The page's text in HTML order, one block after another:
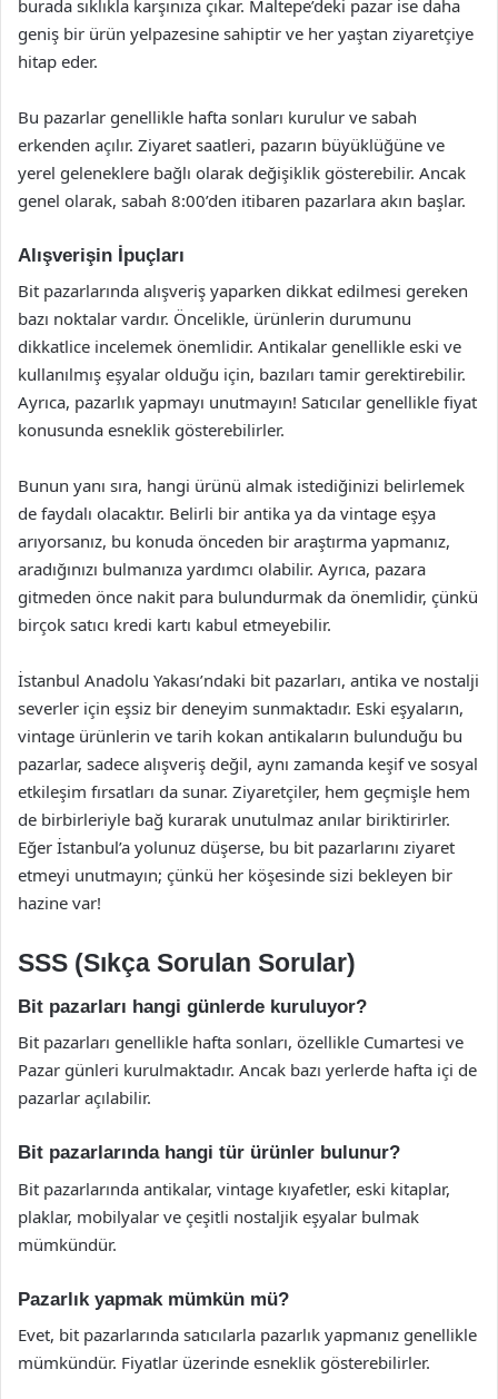
burada sıklıkla karşınıza çıkar. Maltepe’deki pazar ise daha
geniş bir ürün yelpazesine sahiptir ve her yaştan ziyaretçiye
hitap eder.
Bu pazarlar genellikle hafta sonları kurulur ve sabah
erkenden açılır. Ziyaret saatleri, pazarın büyüklüğüne ve
yerel geleneklere bağlı olarak değişiklik gösterebilir. Ancak
genel olarak, sabah 8:00’den itibaren pazarlara akın başlar.
Alışverişin İpuçları
Bit pazarlarında alışveriş yaparken dikkat edilmesi gereken
bazı noktalar vardır. Öncelikle, ürünlerin durumunu
dikkatlice incelemek önemlidir. Antikalar genellikle eski ve
kullanılmış eşyalar olduğu için, bazıları tamir gerektirebilir.
Ayrıca, pazarlık yapmayı unutmayın! Satıcılar genellikle fiyat
konusunda esneklik gösterebilirler.
Bunun yanı sıra, hangi ürünü almak istediğinizi belirlemek
de faydalı olacaktır. Belirli bir antika ya da vintage eşya
arıyorsanız, bu konuda önceden bir araştırma yapmanız,
aradığınızı bulmanıza yardımcı olabilir. Ayrıca, pazara
gitmeden önce nakit para bulundurmak da önemlidir, çünkü
birçok satıcı kredi kartı kabul etmeyebilir.
İstanbul Anadolu Yakası’ndaki bit pazarları, antika ve nostalji
severler için eşsiz bir deneyim sunmaktadır. Eski eşyaların,
vintage ürünlerin ve tarih kokan antikaların bulunduğu bu
pazarlar, sadece alışveriş değil, aynı zamanda keşif ve sosyal
etkileşim fırsatları da sunar. Ziyaretçiler, hem geçmişle hem
de birbirleriyle bağ kurarak unutulmaz anılar biriktirirler.
Eğer İstanbul’a yolunuz düşerse, bu bit pazarlarını ziyaret
etmeyi unutmayın; çünkü her köşesinde sizi bekleyen bir
hazine var!
SSS (Sıkça Sorulan Sorular)
Bit pazarları hangi günlerde kuruluyor?
Bit pazarları genellikle hafta sonları, özellikle Cumartesi ve
Pazar günleri kurulmaktadır. Ancak bazı yerlerde hafta içi de
pazarlar açılabilir.
Bit pazarlarında hangi tür ürünler bulunur?
Bit pazarlarında antikalar, vintage kıyafetler, eski kitaplar,
plaklar, mobilyalar ve çeşitli nostaljik eşyalar bulmak
mümkündür.
Pazarlık yapmak mümkün mü?
Evet, bit pazarlarında satıcılarla pazarlık yapmanız genellikle
mümkündür. Fiyatlar üzerinde esneklik gösterebilirler.